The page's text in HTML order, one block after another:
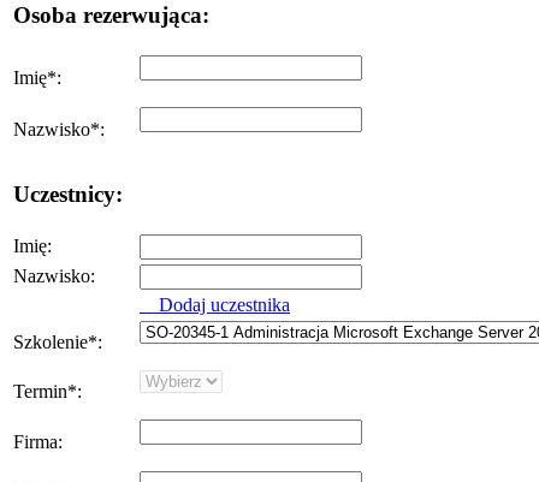
Osoba rezerwująca:
Imię*:
Nazwisko*:
Uczestnicy:
Imię:
Nazwisko:
Dodaj uczestnika
Szkolenie*:
Termin*:
Firma: